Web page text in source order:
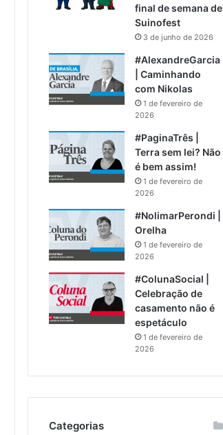
final de semana de
Suinofest
3 de junho de 2026
#AlexandreGarcia
| Caminhando
com Nikolas
1 de fevereiro de
2026
#PaginaTrês |
Terra sem lei? Não
é bem assim!
1 de fevereiro de
2026
#NolimarPerondi |
Orelha
1 de fevereiro de
2026
#ColunaSocial |
Celebração de
casamento não é
espetáculo
1 de fevereiro de
2026
Categorias